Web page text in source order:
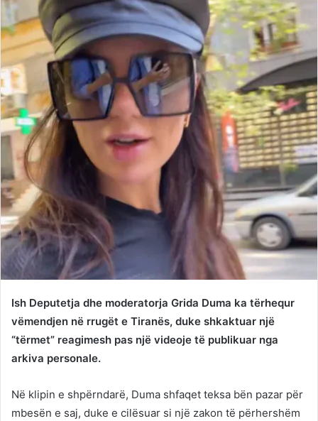
Ish Deputetja dhe moderatorja Grida Duma ka tërhequr
vëmendjen në rrugët e Tiranës, duke shkaktuar një
“tërmet” reagimesh pas një videoje të publikuar nga
arkiva personale.
Në klipin e shpërndarë, Duma shfaqet teksa bën pazar për
mbesën e saj, duke e cilësuar si një zakon të përhershëm